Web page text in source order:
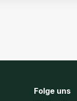
Folge uns